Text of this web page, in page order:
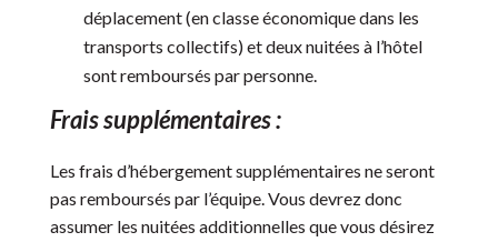
déplacement (en classe économique dans les
transports collectifs) et deux nuitées à l’hôtel
sont remboursés par personne.
Frais supplémentaires :
Les frais d’hébergement supplémentaires ne seront
pas remboursés par l’équipe. Vous devrez donc
assumer les nuitées additionnelles que vous désirez